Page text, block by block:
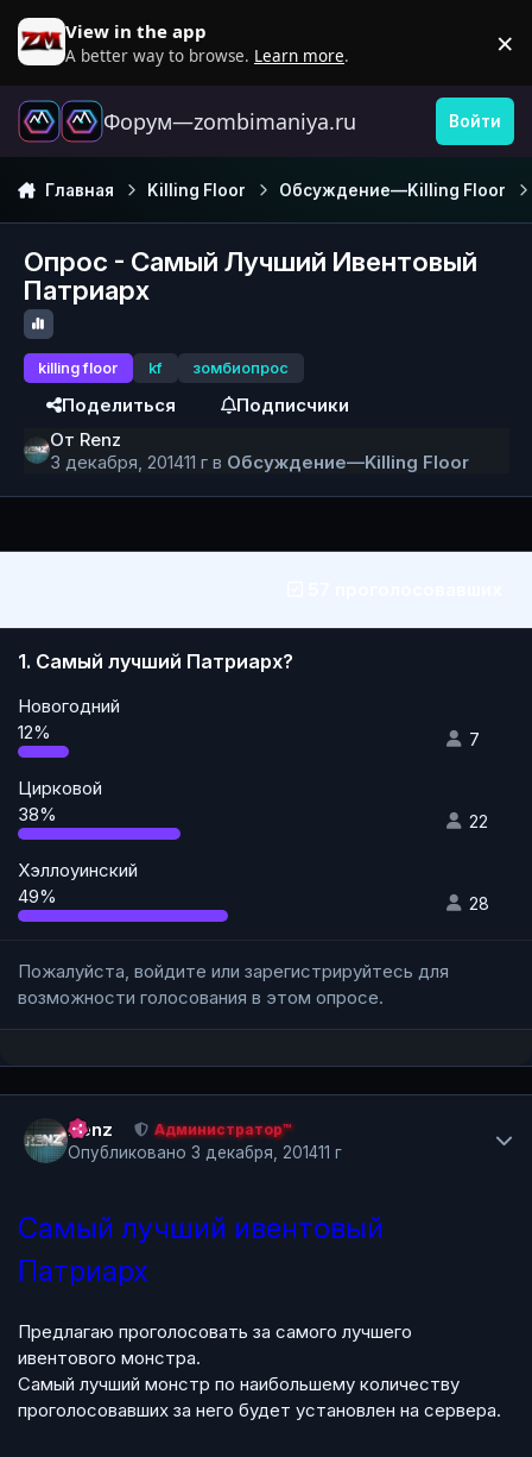
Перейти к содержанию
View in the app
A better way to browse. Learn more. ×
Форум—zombimaniya.ru Войти
Главная Killing Floor Обсуждение—Killing Floor
Опрос - Самый Лучший Ивентовый
Патриарх
killing floor kf зомбиопрос
Поделиться
Подписчики
От Renz
3 декабря, 201411 г в Обсуждение—Killing Floor
1. Самый лучший Патриарх?
Новогодний
12%
7
Цирковой
38%
22
Хэллоуинский
49%
28
Пожалуйста, войдите или зарегистрируйтесь для
возможности голосования в этом опросе.
Renz Администратор™
Опубликовано 3 декабря, 201411 г
Самый лучший ивентовый
Патриарх
Предлагаю проголосовать за самого лучшего
ивентового монстра.
Самый лучший монстр по наибольшему количеству
проголосовавших за него будет установлен на сервера.